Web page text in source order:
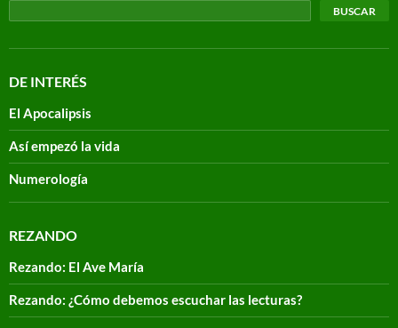
BUSCAR
DE INTERÉS
El Apocalipsis
Así empezó la vida
Numerología
REZANDO
Rezando: El Ave María
Rezando: ¿Cómo debemos escuchar las lecturas?